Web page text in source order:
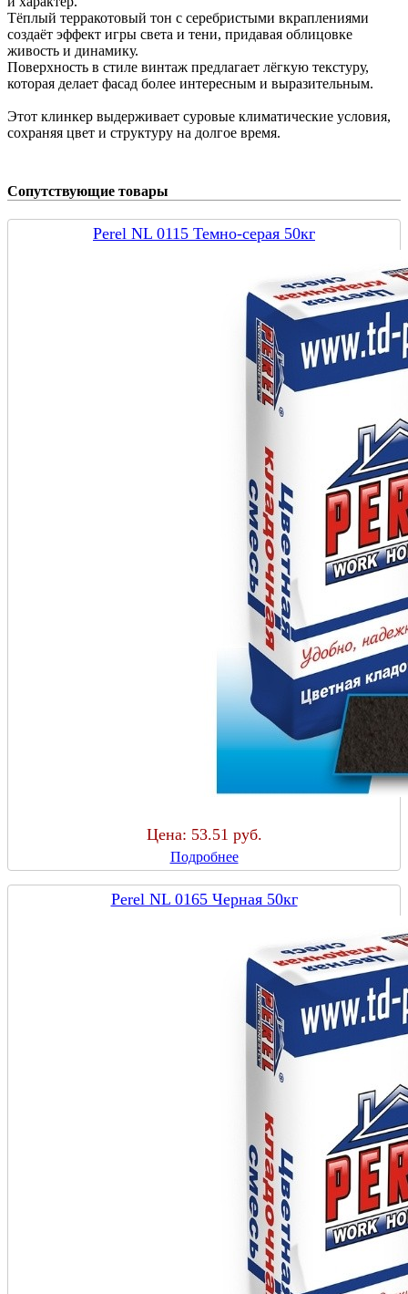
Тёплый терракотовый тон с серебристыми вкраплениями
создаёт эффект игры света и тени, придавая облицовке
живость и динамику.
Поверхность в стиле винтаж предлагает лёгкую текстуру,
которая делает фасад более интересным и выразительным.
Этот клинкер выдерживает суровые климатические условия,
сохраняя цвет и структуру на долгое время.
Сопутствующие товары
Perel NL 0115 Темно-серая 50кг
Цена: 53.51 руб.
Подробнее
Perel NL 0165 Черная 50кг